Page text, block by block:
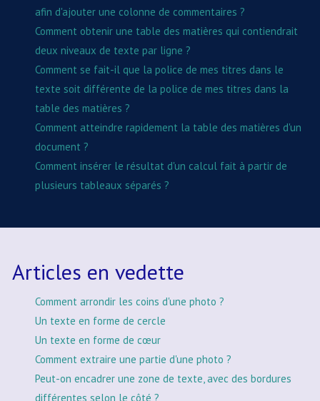
afin d'ajouter une colonne de commentaires ?
Comment obtenir une table des matières qui contiendrait
deux niveaux de texte par ligne ?
Comment se fait-il que la police de mes titres dans le
texte soit différente de la police de mes titres dans la
table des matières ?
Comment atteindre rapidement la table des matières d'un
document ?
Comment insérer le résultat d'un calcul fait à partir de
plusieurs tableaux séparés ?
Articles en vedette
Comment arrondir les coins d'une photo ?
Un texte en forme de cercle
Un texte en forme de cœur
Comment extraire une partie d'une photo ?
Peut-on encadrer une zone de texte, avec des bordures
différentes selon le côté ?